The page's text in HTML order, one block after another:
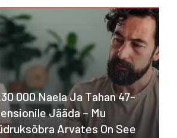
000 Naela Ja Tahan 47-
Jääda – Mu
Arvates On See